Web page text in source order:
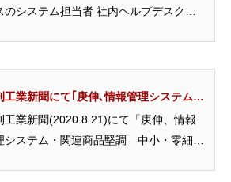
のシステム担当者 社内ヘルプデスクや
工業新聞にて｢庚伸､情報管理システム･
商品堅調 中小･零細企業向け｣が掲載さ...
工業新聞(2020.8.21)にて「庚伸、情報
システム・関連商品堅調 中小・零細企